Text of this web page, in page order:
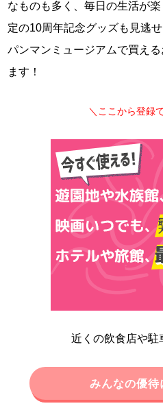
なものも多く、毎日の生活が
定の10周年記念グッズも見逃
パンマンミュージアムで買え
ます！
＼ここから登録
近くの飲食店や駐
みんなの優待